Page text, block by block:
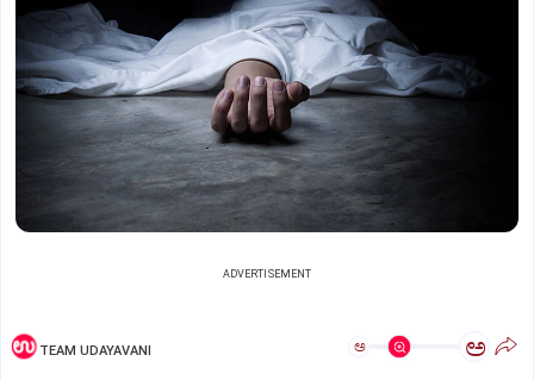
ADVERTISEMENT
TEAM UDAYAVANI ಅ ಅ